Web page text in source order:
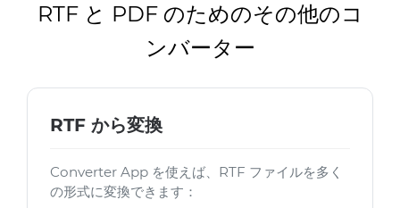
RTF と PDF のためのその他のコ
ンバーター
RTF から変換
Converter App を使えば、RTF ファイルを多く
の形式に変換できます：